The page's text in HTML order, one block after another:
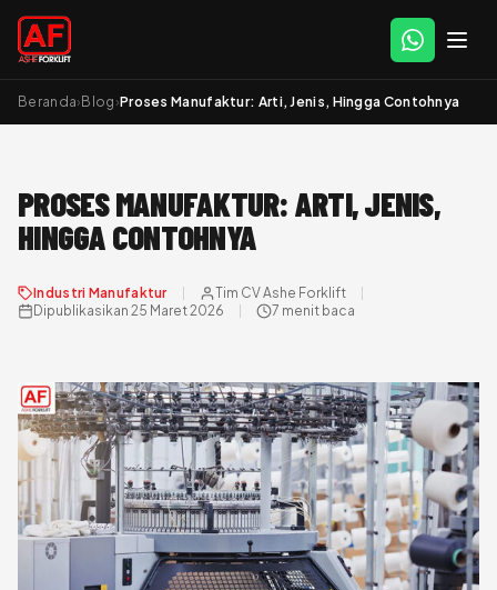
Beranda› Blog ›Proses Manufaktur: Arti, Jenis, Hingga Contohnya
PROSES MANUFAKTUR: ARTI, JENIS,
HINGGA CONTOHNYA
Industri Manufaktur
Tim CV Ashe Forklift
Dipublikasikan 25 Maret 2026
7 menit baca